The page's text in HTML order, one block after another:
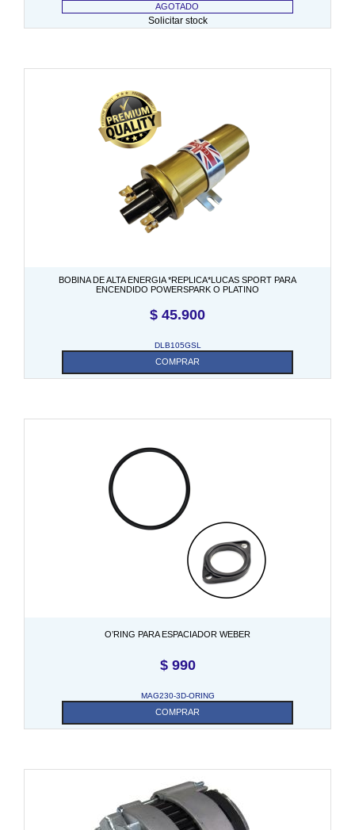
AGOTADO
Solicitar stock
BOBINA DE ALTA ENERGIA *REPLICA*LUCAS SPORT PARA
ENCENDIDO POWERSPARK O PLATINO
$ 45.900
DLB105GSL
COMPRAR
O’RING PARA ESPACIADOR WEBER
$990
MAG230-3D-ORING
COMPRAR